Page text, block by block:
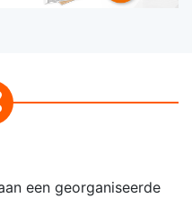
een georganiseerde